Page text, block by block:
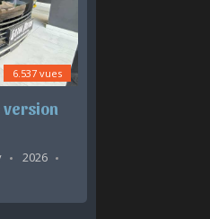
6.537 vues
version
2026